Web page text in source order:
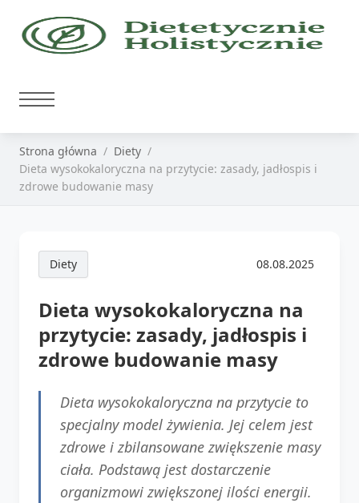
Strona główna
Diety
Dieta wysokokaloryczna na przytycie: zasady, jadłospis i
zdrowe budowanie masy
Diety 08.08.2025
Dieta wysokokaloryczna na
przytycie: zasady, jadłospis i
zdrowe budowanie masy
Dieta wysokokaloryczna na przytycie to
specjalny model żywienia. Jej celem jest
zdrowe i zbilansowane zwiększenie masy
ciała. Podstawą jest dostarczenie
organizmowi zwiększonej ilości energii.